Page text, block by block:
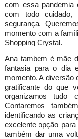
com essa pandemia
com todo cuidado,
segurança.
momento com a
Shopping Crystal.
Ana também é mãe
fantasia para o dia
momento. A diversão
gratificante do que
organizamos tudo
Contaremos
identificando as
excelente opção
também dar uma